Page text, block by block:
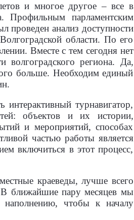
и многое другое – все в
Профильным парламентским
проведен анализ доступности
области. По его
Вместе с тем сегодня нет
волгоградского региона. Да,
больше. Необходим единый
интерактивный турнавигатор,
объектов и их истории,
и мероприятий, способах
частью работы является
включиться в этот процесс,
краеведы, лучше всего
В ближайшие пару месяцев мы
наполнению, чтобы к началу